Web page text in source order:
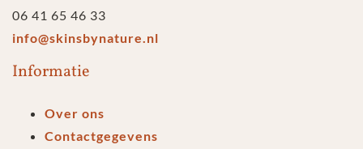
06 41 65 46 33
info@skinsbynature.nl
Informatie
Over ons
Contactgegevens